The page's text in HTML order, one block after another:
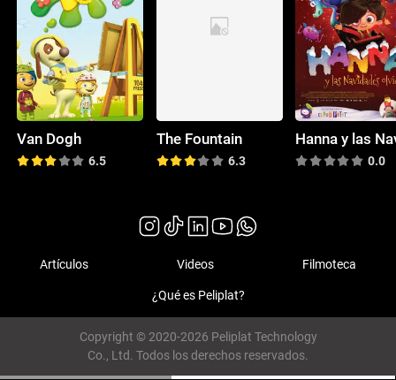
Van Dogh
6.5
The Fountain
6.3 0.0
Artículos Videos Filmoteca
¿Qué es Peliplat?
Copyright © 2020-2026 Peliplat Technology
Co., Ltd. Todos los derechos reservados.